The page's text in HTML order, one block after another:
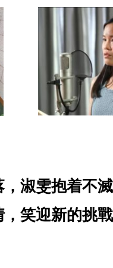
淑雯抱着不
笑迎新的挑